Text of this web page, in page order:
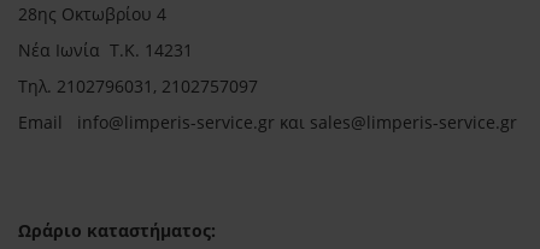
28ης Οκτωβρίου 4
Νέα Ιωνία Τ.Κ. 14231
Τηλ. 2102796031, 2102757097
Email info@limperis-service.gr και sales@limperis-service.gr
Ωράριο καταστήματος: